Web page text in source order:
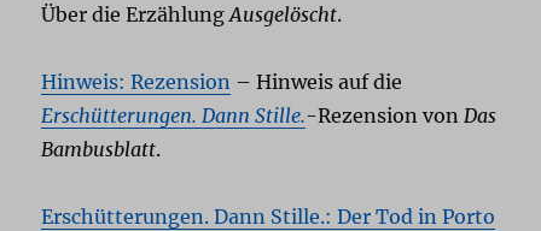
Über die ErzählungAusgelöscht.
Hinweis: Rezension – Hinweis auf die
Erschütterungen. Dann Stille.-Rezension vonDas
Bambusblatt.
Erschütterungen. Dann Stille.: Der Tod in Porto